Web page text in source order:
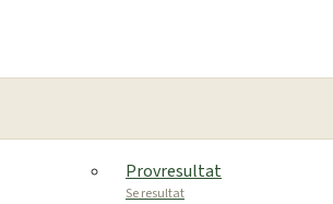
Provresultat
Se resultat